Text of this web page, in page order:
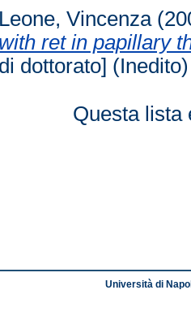
Leone, Vincenza
with ret in papillary
di dottorato] (Inedito)
Questa lista
Università di